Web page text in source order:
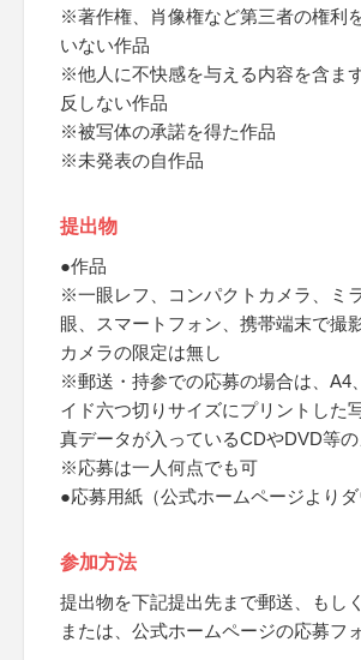
※著作権、肖像権など第三者の権利
いない作品
※他人に不快感を与える内容を含ま
反しない作品
※被写体の承諾を得た作品
※未発表の自作品
提出物
●作品
※一眼レフ、コンパクトカメラ、ミ
眼、スマートフォン、携帯端末で撮
カメラの限定は無し
※郵送・持参での応募の場合は、A4
イド六つ切りサイズにプリントした
真データが入っているCDやDVD等
※応募は一人何点でも可
●応募用紙（公式ホームページよりダ
参加方法
提出物を下記提出先まで郵送、もし
または、公式ホームページの応募フ